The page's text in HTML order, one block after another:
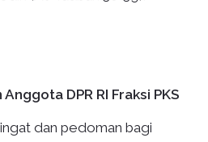
DPR RI Fraksi PKS
dan pedoman bagi